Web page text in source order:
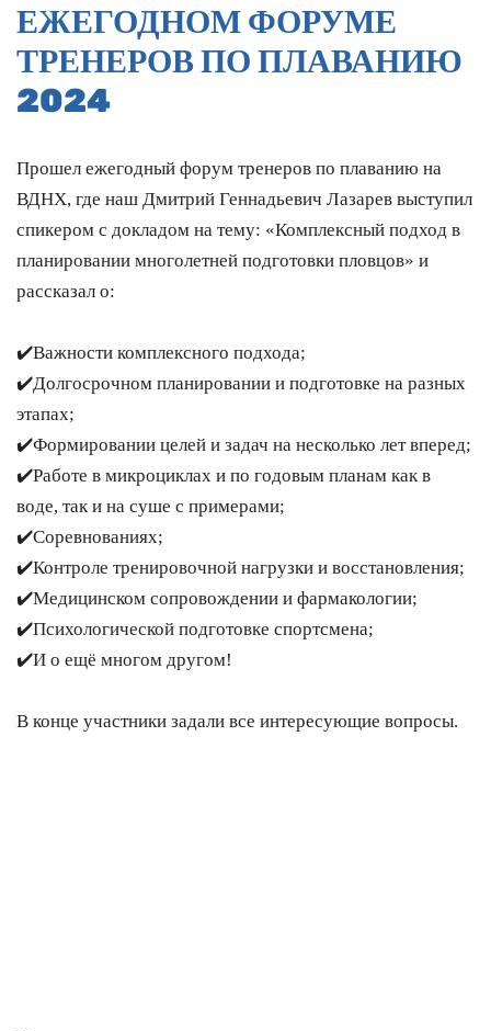
ЕЖЕГОДНОМ ФОРУМЕ
ТРЕНЕРОВ ПО ПЛАВАНИЮ
2024
Прошел ежегодный форум тренеров по плаванию на
ВДНХ, где наш Дмитрий Геннадьевич Лазарев выступил
спикером с докладом на тему: «Комплексный подход в
планировании многолетней подготовки пловцов» и
рассказал о:
✔️Важности комплексного подхода;
✔️Долгосрочном планировании и подготовке на разных
этапах;
✔️Формировании целей и задач на несколько лет вперед;
✔️Работе в микроциклах и по годовым планам как в
воде, так и на суше с примерами;
✔️Соревнованиях;
✔️Контроле тренировочной нагрузки и восстановления;
✔️Медицинском сопровождении и фармакологии;
✔️Психологической подготовке спортсмена;
✔️И о ещё многом другом!
В конце участники задали все интересующие вопросы.